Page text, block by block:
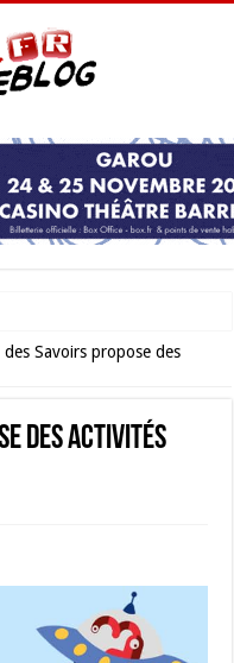
incontournable de
des Savoirs propose des
des activités